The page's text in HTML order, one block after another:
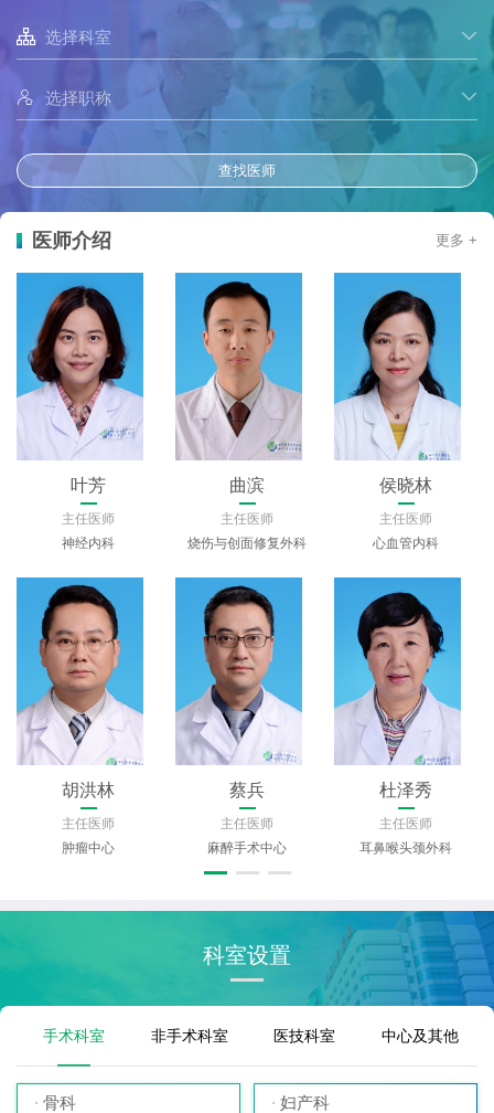


查找医师
医师介绍 更多 +
叶芳
主任医师
神经内科
曲滨
主任医师
烧伤与创面修复外科
侯晓林
主任医师
心血管内科
胡洪林
主任医师
肿瘤中心
蔡兵
主任医师
麻醉手术中心
杜泽秀
主任医师
耳鼻喉头颈外科
科室设置
手术科室 非手术科室 医技科室 中心及其他
骨科 妇产科